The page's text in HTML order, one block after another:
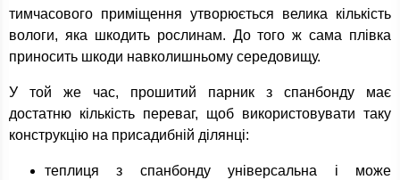
тимчасового приміщення утворюється велика кількість
вологи, яка шкодить рослинам. До того ж сама плівка
приносить шкоди навколишньому середовищу.
У той же час, прошитий парник з спанбонду має
достатню кількість переваг, щоб використовувати таку
конструкцію на присадибній ділянці:
теплиця з спанбонду універсальна і може